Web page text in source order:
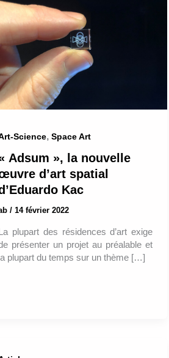
Science, Space Art
Adsum », la nouvelle
d’art spatial
Kac
/ 14 février 2022
plupart des résidences d’art exige
présenter un projet au préalable et
plupart du temps sur un thème […]